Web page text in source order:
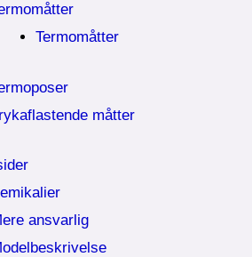
Termomåtter
måtter
ansvarlig